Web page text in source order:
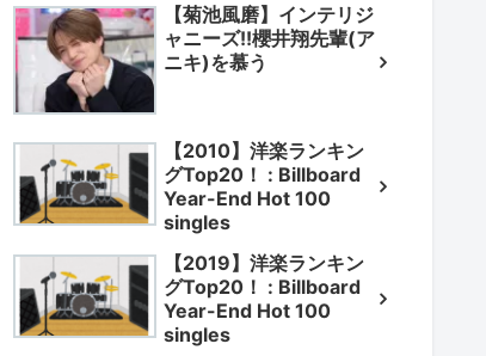
【菊池風磨】インテリジ
ャニーズ!!櫻井翔先輩(ア
ニキ)を慕う
【2010】洋楽ランキン
グTop20！ : Billboard
Year-End Hot 100
singles
【2019】洋楽ランキン
グTop20！ : Billboard
Year-End Hot 100
singles